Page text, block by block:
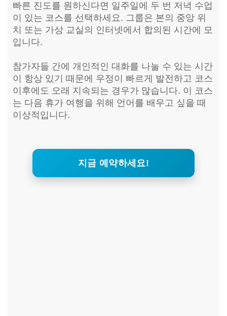
빠른 진도를 원하신다면 일주일에 두 번 저녁 수업
이 있는 코스를 선택하세요. 그룹은 본의 중앙 위
치 또는 가상 교실의 인터넷에서 합의된 시간에 모
입니다.
참가자들 간에 개인적인 대화를 나눌 수 있는 시간
이 항상 있기 때문에 우정이 빠르게 발전하고 코스
이후에도 오래 지속되는 경우가 많습니다. 이 코스
는 다음 휴가 여행을 위해 언어를 배우고 싶을 때
이상적입니다.
지금 예약하세요!